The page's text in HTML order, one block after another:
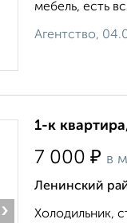
мебель, есть
Агентство,
›
1-к
7 000 ₽ в
Ленинский
Холодильник,